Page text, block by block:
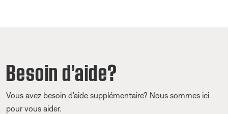
Besoin d’aide?
Vous avez besoin d’aide supplémentaire? Nous sommes ici
pour vous aider.